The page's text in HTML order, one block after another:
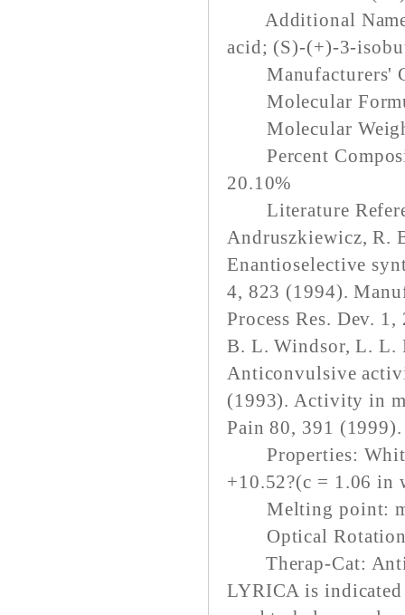
Additional
acid; (S)-(+)-3-
Manufacturers'
Molecular
Molecular
Percent
20.10%
Literature
Andruszkiewicz, R.
Enantioselective
4, 823 (1994).
Process Res. Dev.
B. L. Windsor, L. L.
Anticonvulsive
(1993). Activity in
Pain 80, 391 (1999).
Properties: White
+10.52?(c = 1.06 in
Melting point:
Optical Rotation:
Therap-Cat:
LYRICA is